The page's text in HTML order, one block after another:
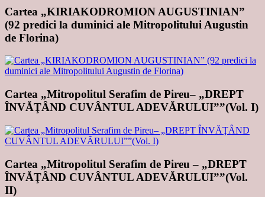
Cartea „KIRIAKODROMION AUGUSTINIAN”
(92 predici la duminici ale Mitropolitului Augustin
de Florina)
Cartea „Mitropolitul Serafim de Pireu– „DREPT
ÎNVĂŢÂND CUVÂNTUL ADEVĂRULUI””(Vol. I)
Cartea „Mitropolitul Serafim de Pireu – „DREPT
ÎNVĂŢÂND CUVÂNTUL ADEVĂRULUI””(Vol.
II)